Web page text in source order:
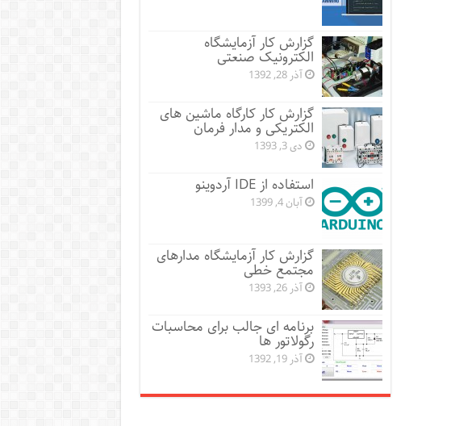
گزارش کار آزمایشگاه
الکترونیک صنعتی
آذر 28, 1392
گزارش کار کارگاه ماشین های
الکتریکی و مدار فرمان
دی 3, 1393
استفاده از IDE آردوینو
آبان 4, 1399
گزارش کار آزمایشگاه مدارهای
مجتمع خطی
آذر 26, 1393
برنامه ای جالب برای محاسبات
رگولاتور ها
آذر 19, 1392